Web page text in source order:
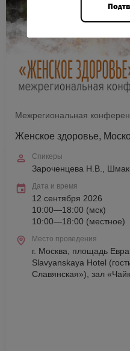
Женское здоровье,
Спикеры
Зароченцева Н.В.,
Дата и время
12 сентября 2026
10:00—18:00 (мск)
10:00—18:00 (местное)
Место проведения
г. Москва, площадь
Slavyanskaya Hotel
Славянская»), зал